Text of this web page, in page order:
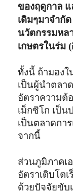
ของฤดูกาล
เดิมๆมาจำกั
นวัตกรรมหล
เกษตรในร่ม
ทั้งนี้ ถ้ามองใ
เป็นผู้นำตลา
อัตราความต้
เม็กซิโก เป็น
เป็นตลาดกา
จากนี้
ส่วนภูมิภาคเ
อัตราเติบโต
ด้วยปัจจัยขับ